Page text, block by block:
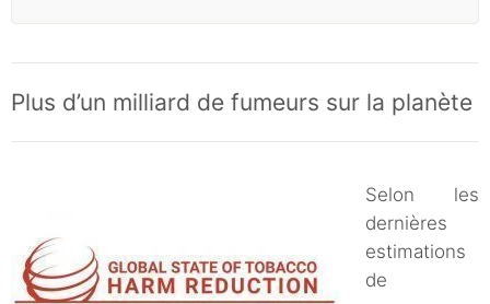
Plus d’un milliard de fumeurs sur la planète
Selon les
dernières
estimations
de